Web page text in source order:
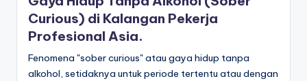
Curious) di Kalangan Pekerja
Profesional Asia.
Fenomena "sober curious" atau gaya hidup tanpa
alkohol, setidaknya untuk periode tertentu atau dengan